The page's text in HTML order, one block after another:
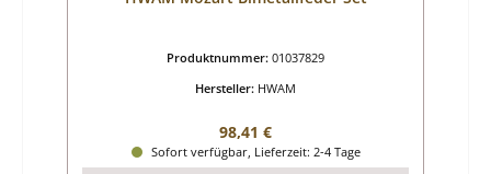
Produktnummer: 01037829
Hersteller: HWAM
Regulärer Preis:
98,41 €
Sofort verfügbar, Lieferzeit: 2-4 Tage